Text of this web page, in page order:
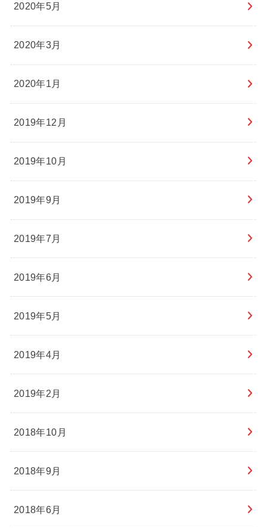
2020年5月
2020年3月
2020年1月
2019年12月
2019年10月
2019年9月
2019年7月
2019年6月
2019年5月
2019年4月
2019年2月
2018年10月
2018年9月
2018年6月